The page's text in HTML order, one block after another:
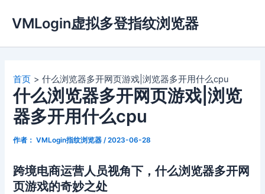
容
VMLogin虚拟多登指纹浏览器
首页 什么浏览器多开网页游戏|浏览器多开用什么cpu
什么浏览器多开网页游戏|浏览
器多开用什么cpu
作者： VMLogin指纹浏览器 /2023-06-28
跨境电商运营人员视角下，什么浏览器多开网
页游戏的奇妙之处